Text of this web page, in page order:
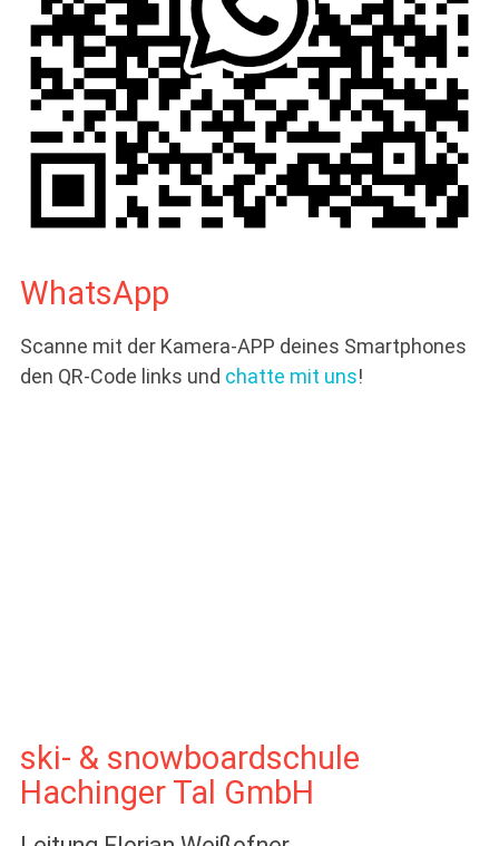
WhatsApp
Scanne mit der Kamera-APP deines Smartphones
den QR-Code links und chatte mit uns!
ski- & snowboardschule
Hachinger Tal GmbH